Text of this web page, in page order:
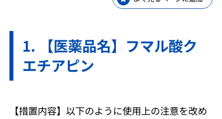
【医薬品名】フマル酸ク
エチアピン
【措置内容】以下のように使用上の注意を改め